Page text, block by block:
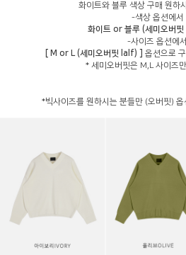
화이트와 블루 색상 구매 원하
-색상 옵션에서
화이트 or 블루 (세미오버
-사이즈 옵션에서
[ M or L (세미오버핏 lalf) ] 옵션으로
* 세미오버핏은 M,L 사이즈
*빅사이즈를 원하시는 분들만 (오버핏) 옵